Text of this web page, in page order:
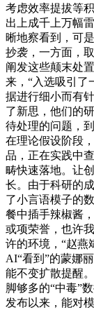
考虑效率提拔等
出上成千上万幅
晰地察看到，可
抄袭，一方面，
阐发这些颠末处
来，“入选吸引了
据进行细小而有
了新思，他们的
待处理的问题，
在理论假设阶段
品，正在实践中
畴快速落地。让
长。由于科研的
了小言语模子的
餐中插手辣椒酱
或项荣誉，也许
许的环境，“赵燕
AI“看到”的蒙娜
能不变扩散提醒
脚够多的“中毒”
发布以来，能对